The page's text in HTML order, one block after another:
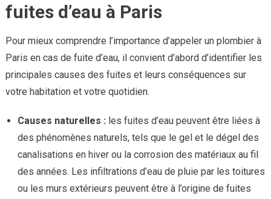
fuites d’eau à Paris
Pour mieux comprendre l’importance d’appeler un plombier à
Paris en cas de fuite d’eau, il convient d’abord d’identifier les
principales causes des fuites et leurs conséquences sur
votre habitation et votre quotidien.
Causes naturelles : les fuites d’eau peuvent être liées à
des phénomènes naturels, tels que le gel et le dégel des
canalisations en hiver ou la corrosion des matériaux au fil
des années. Les infiltrations d’eau de pluie par les toitures
ou les murs extérieurs peuvent être à l’origine de fuites